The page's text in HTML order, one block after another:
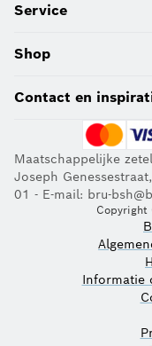
Service
Shop
Contact en
Maatschappelijke
Joseph
01 - E-mail: bru-
Copyright
Informatie